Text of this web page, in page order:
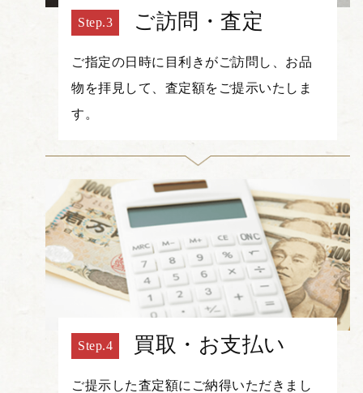
ご訪問・査定
ご指定の日時に目利きがご訪問し、お品
物を拝見して、査定額をご提示いたしま
す。
買取・お支払い
ご提示した査定額にご納得いただきまし